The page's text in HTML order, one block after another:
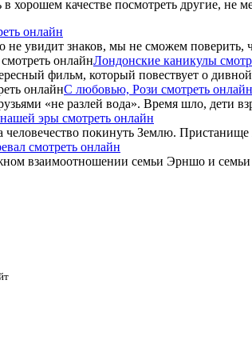
качестве посмотреть другие, не
онлайн
не увидит знаков, мы не сможем
Лондонские каникулы
фильм, который повествует о
С любовью, Рози смотреть онлайн
«не разлей вода». Время шло, дети
эры смотреть онлайн
человечество покинуть Землю.
смотреть онлайн
взаимоотношении семьи Эрншо и